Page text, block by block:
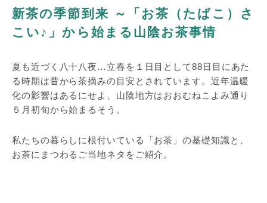
新茶の季節到来 ～「お茶（たばこ）さ
こい♪」から始まる山陰お茶事情
夏も近づく八十八夜…立春を１日目として88日目にあた
る時期は昔から茶摘みの目安とされています。近年温暖
化の影響はあるにせよ、山陰地方はおおむねこよみ通り
５月初旬から始まるそう。
私たちの暮らしに根付いている「お茶」の基礎知識と、
お茶にまつわるご当地ネタをご紹介。